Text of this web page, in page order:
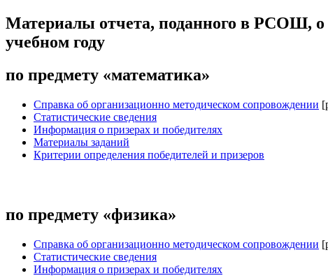
Материалы отчета, поданного в РСОШ, о
учебном году
по предмету «математика»
Справка об организационно методическом сопровождении
Статистические сведения
Информация о призерах и победителях
Материалы заданий
Критерии определения победителей и призеров
по предмету «физика»
Справка об организационно методическом сопровождении
Статистические сведения
Информация о призерах и победителях